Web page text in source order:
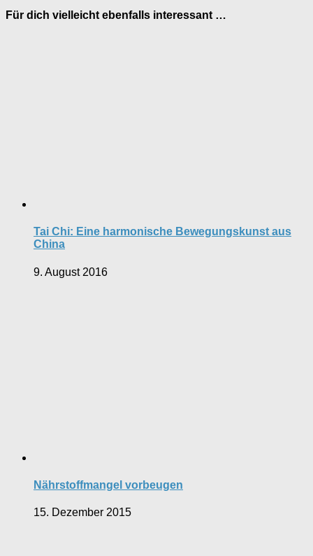
Für dich vielleicht ebenfalls interessant …
Tai Chi: Eine harmonische Bewegungskunst aus
China
9. August 2016
Nährstoffmangel vorbeugen
15. Dezember 2015